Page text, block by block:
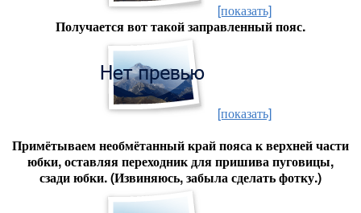
[показать]
Получается вот такой заправленный пояс.
[показать]
Примётываем необмётанный край пояса к верхней части
юбки, оставляя переходник для пришива пуговицы,
сзади юбки. (Извиняюсь, забыла сделать фотку.)